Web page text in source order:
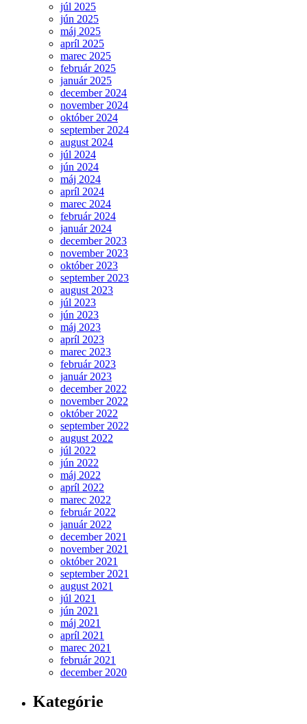
júl 2025
jún 2025
máj 2025
apríl 2025
marec 2025
február 2025
január 2025
december 2024
november 2024
október 2024
september 2024
august 2024
júl 2024
jún 2024
máj 2024
apríl 2024
marec 2024
február 2024
január 2024
december 2023
november 2023
október 2023
september 2023
august 2023
júl 2023
jún 2023
máj 2023
apríl 2023
marec 2023
február 2023
január 2023
december 2022
november 2022
október 2022
september 2022
august 2022
júl 2022
jún 2022
máj 2022
apríl 2022
marec 2022
február 2022
január 2022
december 2021
november 2021
október 2021
september 2021
august 2021
júl 2021
jún 2021
máj 2021
apríl 2021
marec 2021
február 2021
december 2020
Kategórie